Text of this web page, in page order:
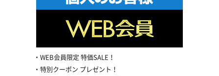
WEB会員限定 特価SALE！
特別クーポン プレゼント！